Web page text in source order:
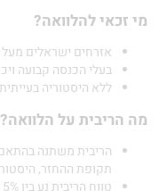
להלוואה?
אזרחים ישראלים מעל גיל 18.
בעלי הכנסה קבועה ויכולת החזר.
ללא היסטוריה בעייתית של חובות.
על הלוואה?
הריבית משתנה בהתאם לגורמים
תקופת ההחזר, היסטוריית
טווח הריבית נע בין 5% ל-20% לשנה.